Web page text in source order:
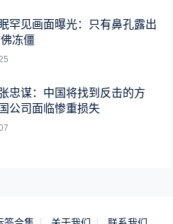
罕见画面曝光：只有鼻孔露出
冻僵
忠谋：中国将找到反击的方
公司面临惨重损失